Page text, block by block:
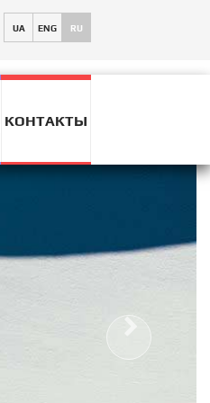
UA ENG RU
КОНТАКТЫ